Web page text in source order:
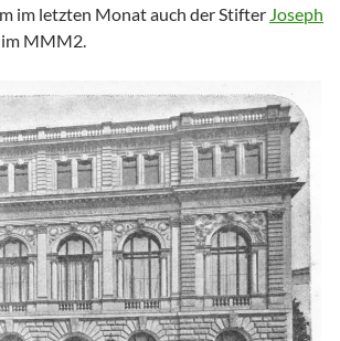
im letzten Monat auch der Stifter Joseph
MMM2.